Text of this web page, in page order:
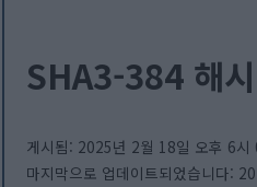
SHA3-384 해
게시됨: 2025년 2월 18일 오후 6시
마지막으로 업데이트되었습니다: